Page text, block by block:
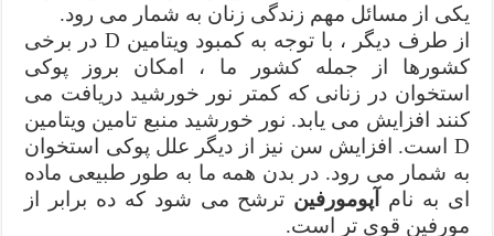
یکی از مسائل مهم زندگی زنان به شمار می رود.
از طرف دیگر ، با توجه به کمبود ویتامین D در برخی
کشورها از جمله کشور ما ، امکان بروز پوکی
استخوان در زنانی که کمتر نور خورشید دریافت می
کنند افزایش می یابد. نور خورشید منبع تامین ویتامین
D است. افزایش سن نیز از دیگر علل پوکی استخوان
به شمار می رود. در بدن همه ما به طور طبیعی ماده
ای به نام
آپومورفین ترشح می شود که ده برابر از
مورفین قوی تر است.